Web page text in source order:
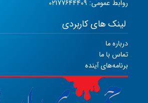
روابط عمومی: 02177644409
لینک های کاربردی
درباره ما
تماس با ما
برنامه‌های آینده